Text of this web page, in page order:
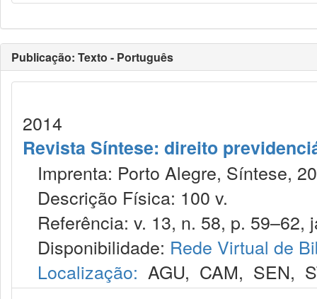
Publicação: Texto - Português
2014
Revista Síntese: direito
Imprenta: Porto Alegre, Síntese,
Descrição Física: 100 v.
Referência: v. 13, n. 58, p. 59–62,
Disponibilidade: Rede Virtual de
Localização: AGU, CAM, SEN,